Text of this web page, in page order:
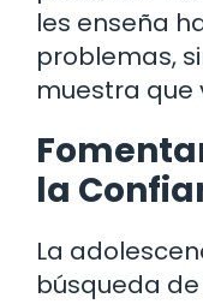
les enseña
problemas,
muestra que
la
La
búsqueda